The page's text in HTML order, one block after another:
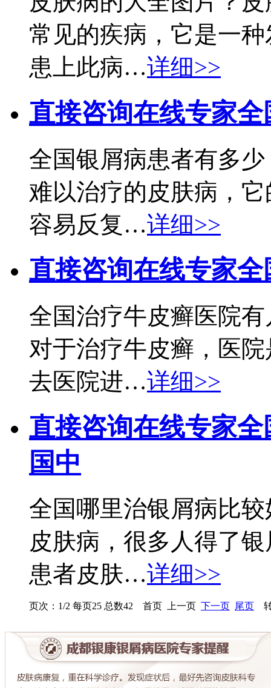
常见的疾病，它是一
患上此病…详细>>
直接咨询在线专家全
全国银屑病患者有多
难以治疗的皮肤病，
容易反复…详细>>
直接咨询在线专家全
全国治疗牛皮癣医院
对于治疗牛皮癣，医
去医院进…详细>>
直接咨询在线专家全
国中
全国哪里治银屑病比
皮肤病，很多人得了
患者皮肤…详细>>
页次：1/2 每页25 总数42 首页 上一页 下一页 尾页